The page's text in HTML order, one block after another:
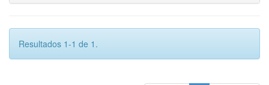
Resultados 1-1 de 1.